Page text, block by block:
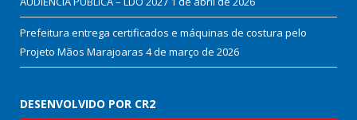
Prefeitura entrega certificados e máquinas de costura pelo
Projeto Mãos Marajoaras 4 de março de 2026
DESENVOLVIDO POR CR2